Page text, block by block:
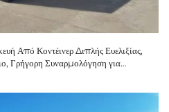
Από Κοντέινερ Διπλής Ευελιξίας,
Γρήγορη Συναρμολόγηση για